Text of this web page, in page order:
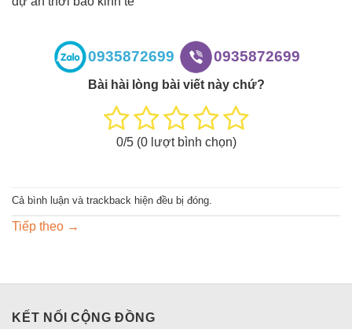
0935872699 0935872699
Bài hài lòng bài viết này chứ?
0/5 (0lượt bình chọn)
Cả bình luận và trackback hiện đều bị đóng.
Tiếp theo →
KẾT NỐI CỘNG ĐỒNG